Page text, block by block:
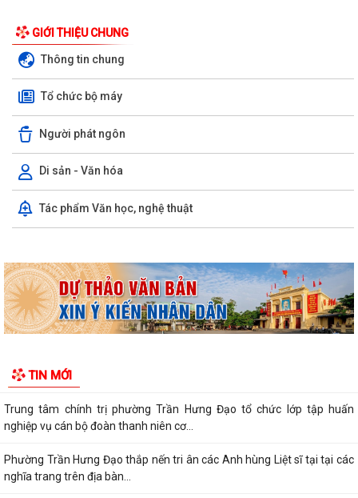
GIỚI THIỆU CHUNG
Thông tin chung
Tổ chức bộ máy
Người phát ngôn
Di sản - Văn hóa
Tác phẩm Văn học, nghệ thuật
TIN MỚI
Kỳ họp thứ ba (kỳ họp thường lệ giữa năm 2026) Hội đồng nhân dân
phường Trần Hưng Đạo khóa II,...
Phường Trần Hưng Đạo tham dự hội nghị toàn quốc nghiên cứu, học
tập, quán triệt và triển khai thực...
Khai mạc giải bóng đá U13 phường Trần Hưng Đạo hè năm 2026.
Hưng Đạo tiếp xúc đối thoại trực...
Trung tâm chính trị phường Trần Hưng Đạo tổ chức lớp tập huấn
nghiệp vụ cán bộ đoàn thanh niên cơ...
Phường Trần Hưng Đạo thắp nến tri ân các Anh hùng Liệt sĩ tại tại các
nghĩa trang trên địa bàn...